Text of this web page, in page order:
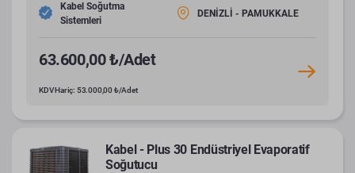
Kabel Soğutma
Sistemleri
DENİZLİ - PAMUKKALE
63.600,00 ₺/Adet
KDV Hariç: 53.000,00 ₺/Adet
Kabel - Plus 30 Endüstriyel Evaporatif
Soğutucu